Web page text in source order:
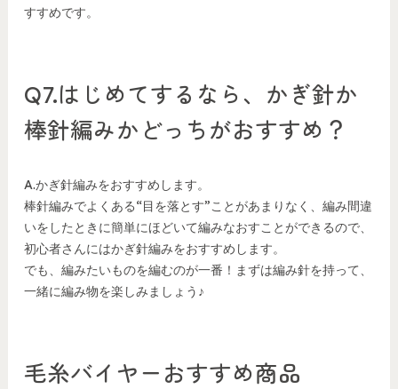
すすめです。
Q7.はじめてするなら、かぎ針か
棒針編みかどっちがおすすめ？
A.かぎ針編みをおすすめします。
棒針編みでよくある“目を落とす”ことがあまりなく、編み間違
いをしたときに簡単にほどいて編みなおすことができるので、
初心者さんにはかぎ針編みをおすすめします。
でも、編みたいものを編むのが一番！まずは編み針を持って、
一緒に編み物を楽しみましょう♪
毛糸バイヤーおすすめ商品